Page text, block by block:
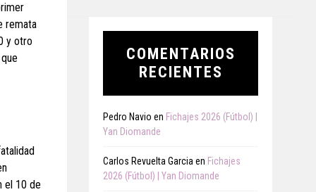
remata
y otro
el 10 de
COMENTARIOS
RECIENTES
Pedro Navio en Fichajes 2026 (Fútbol) |
Yan Diomande
Carlos Revuelta Garcia en Fichajes
2026 (Fútbol) | Yan Diomande